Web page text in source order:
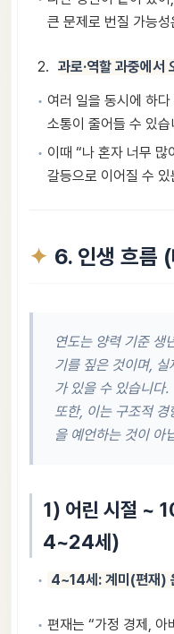
큰 문제로 번질 가능
과로·역할 과중에서
여러 일을 동시에 하다
소통이 줄어들 수 있습
이때 “나 혼자 너무 많
갈등으로 이어질 수
6. 인생 흐름
연도는 양력 기준
기를 짚은 것이며,
가 있을 수 있습니다.
또한, 이는 구조적
을 예언하는 것이 아
1) 어린 시절 ~
4~24세)
4~14세: 계미(편재)
편재는 “가정 경제, 아